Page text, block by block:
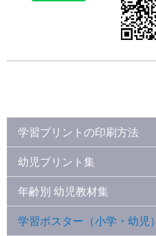
学習プリントの印刷方法
幼児プリント集
年齢別 幼児教材集
学習ポスター（小学・幼児）